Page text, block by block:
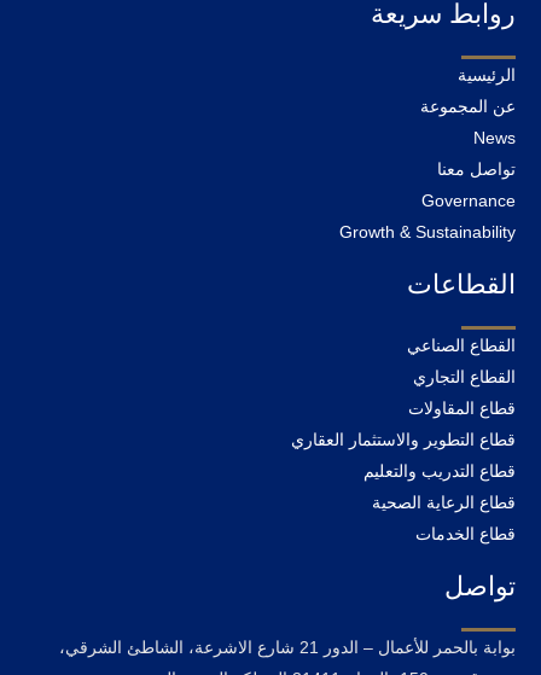
روابط سريعة
الرئيسية
عن المجموعة
News
تواصل معنا
Governance
Growth & Sustainability
القطاعات
القطاع الصناعي
القطاع التجاري
قطاع المقاولات
قطاع التطوير والاستثمار العقاري
قطاع التدريب والتعليم
قطاع الرعاية الصحية
قطاع الخدمات
تواصل
بوابة بالحمر للأعمال – الدور 21 شارع الاشرعة، الشاطئ الشرقي،